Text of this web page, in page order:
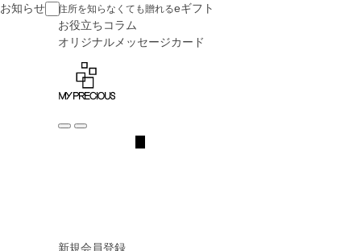
住所を知らなくても贈れるeギフト
お役立ちコラム
オリジナル メッセージカード
新規会員登録
お知らせ